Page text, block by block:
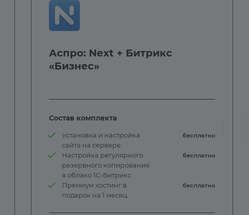
Аспро: Next + Битрикс
«Бизнес»
Состав комплекта
Установка и настройка
сайта на сервере
бесплатно
Настройка регулярного
резервного копирования
в облако 1С-Битрикс
бесплатно
Премиум хостинг в
подарок на 1 месяц
бесплатно